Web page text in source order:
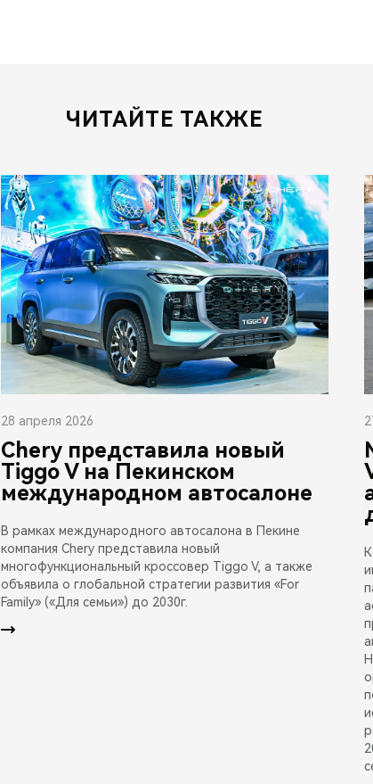
ЧИТАЙТЕ ТАКЖЕ
28 апреля 2026
Chery представила новый
Tiggo V на Пекинском
международном автосалоне
В рамках международного автосалона в Пекине
компания Chery представила новый
многофункциональный кроссовер Tiggo V, а также
объявила о глобальной стратегии развития «For
Family» («Для семьи») до 2030г.